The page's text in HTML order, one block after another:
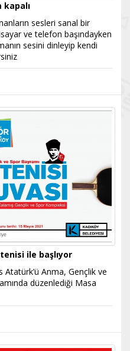
kapalı
sesleri sanal bir
ve telefon başındayken
sesini dinleyip kendi
ile başlıyor
Atatürk’ü Anma, Gençlik ve
düzenlediği Masa